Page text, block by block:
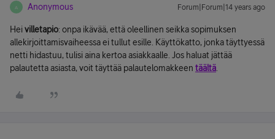
A Anonymous Forum|Forum|14 years ago
Heivilletapio: onpa ikävää, että oleellinen seikka sopimuksen
allekirjoittamisvaiheessa ei tullut esille. Käyttökatto, jonka täyttyessä
netti hidastuu, tulisi aina kertoa asiakkaalle. Jos haluat jättää
palautetta asiasta, voit täyttää palautelomakkeen täältä